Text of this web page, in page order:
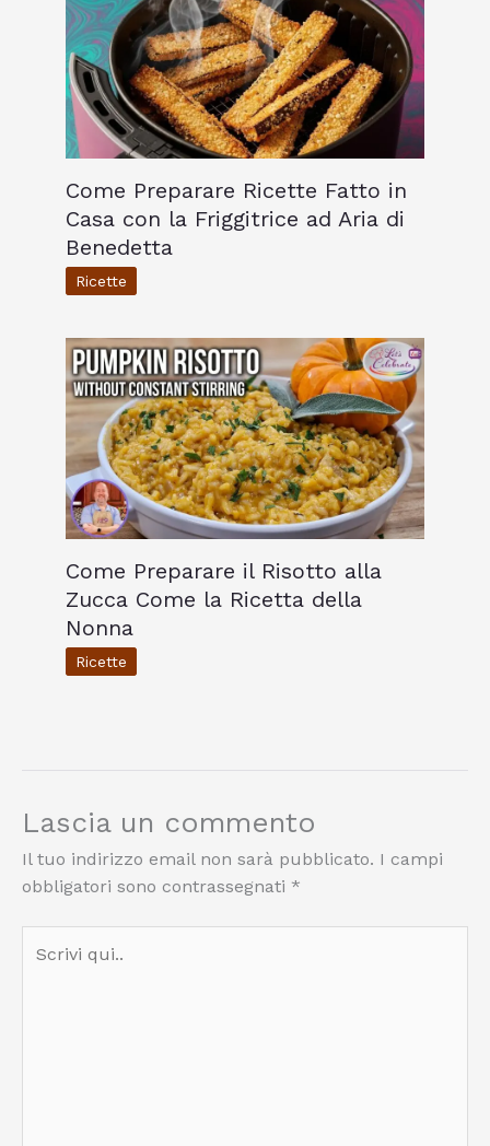
Come Preparare Ricette Fatto in
Casa con la Friggitrice ad Aria di
Benedetta
Ricette
Come Preparare il Risotto alla
Zucca Come la Ricetta della
Nonna
Ricette
Lascia un commento
Il tuo indirizzo email non sarà pubblicato. I campi
obbligatori sono contrassegnati *
qui..